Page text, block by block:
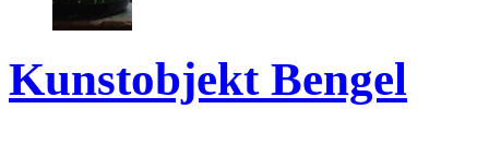
Kunstobjekt Bengel